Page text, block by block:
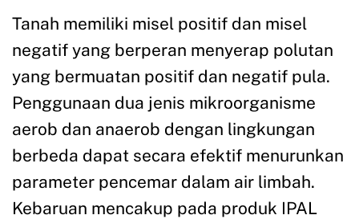
Tanah memiliki misel positif dan misel
negatif yang berperan menyerap polutan
yang bermuatan positif dan negatif pula.
Penggunaan dua jenis mikroorganisme
aerob dan anaerob dengan lingkungan
berbeda dapat secara efektif menurunkan
parameter pencemar dalam air limbah.
Kebaruan mencakup pada produk IPAL